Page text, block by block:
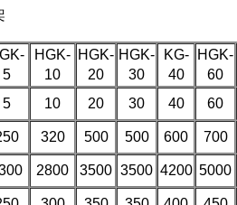
5
HGK-
10
HGK-
20
HGK-
30
KG-
40
HGK-
60
5 10 20 30 40 60
320 500 500 600 700
2800 3500 3500 4200 5000